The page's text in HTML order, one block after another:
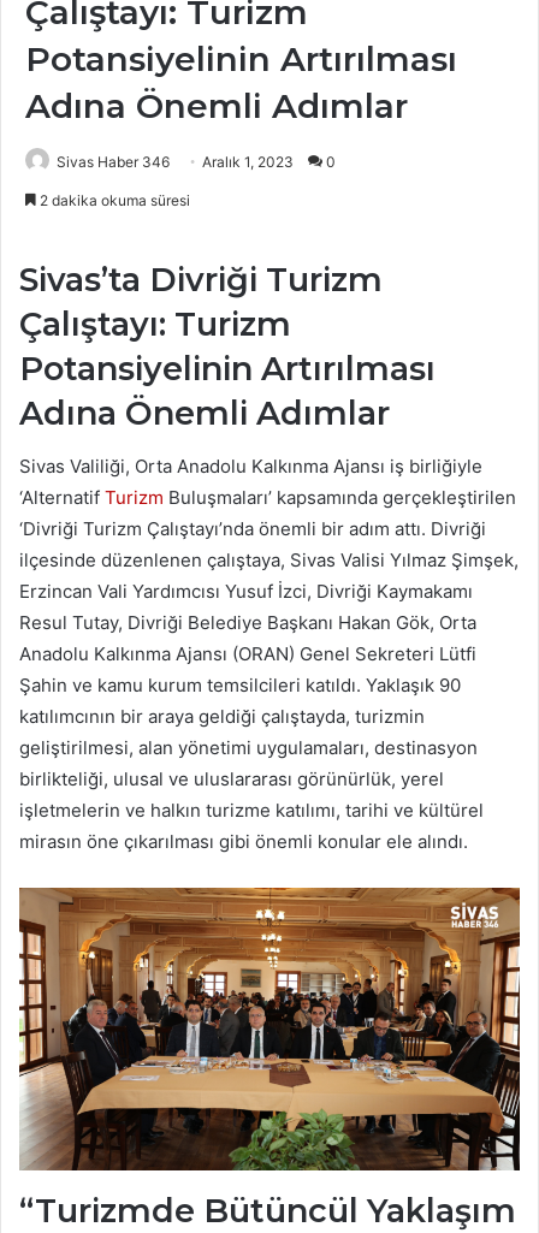
Çalıştayı: Turizm
Potansiyelinin Artırılması
Adına Önemli Adımlar
Sivas Haber 346 Aralık 1, 2023 0
2 dakika okuma süresi
Sivas’ta Divriği Turizm
Çalıştayı: Turizm
Potansiyelinin Artırılması
Adına Önemli Adımlar
Sivas Valiliği, Orta Anadolu Kalkınma Ajansı iş birliğiyle
‘Alternatif Turizm Buluşmaları’ kapsamında gerçekleştirilen
‘Divriği Turizm Çalıştayı’nda önemli bir adım attı. Divriği
ilçesinde düzenlenen çalıştaya, Sivas Valisi Yılmaz Şimşek,
Erzincan Vali Yardımcısı Yusuf İzci, Divriği Kaymakamı
Resul Tutay, Divriği Belediye Başkanı Hakan Gök, Orta
Anadolu Kalkınma Ajansı (ORAN) Genel Sekreteri Lütfi
Şahin ve kamu kurum temsilcileri katıldı. Yaklaşık 90
katılımcının bir araya geldiği çalıştayda, turizmin
geliştirilmesi, alan yönetimi uygulamaları, destinasyon
birlikteliği, ulusal ve uluslararası görünürlük, yerel
işletmelerin ve halkın turizme katılımı, tarihi ve kültürel
mirasın öne çıkarılması gibi önemli konular ele alındı.
“Turizmde Bütüncül Yaklaşım